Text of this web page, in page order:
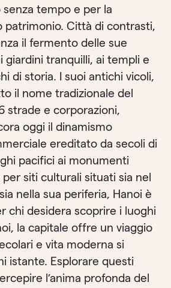
tempo e per la
patrimonio. Città di contrasti,
il fermento delle sue
giardini tranquilli, ai templi e
di storia. I suoi antichi vicoli,
il nome tradizionale del
strade e corporazioni,
oggi il dinamismo
ereditato da secoli di
pacifici ai monumenti
siti culturali situati sia nel
nella sua periferia, Hanoi è
chi desidera scoprire i luoghi
la capitale offre un viaggio
e vita moderna si
istante. Esplorare questi
l’anima profonda del